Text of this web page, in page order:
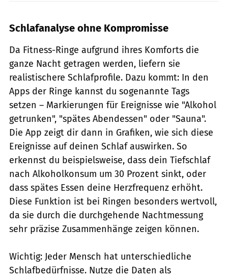
Schlafanalyse ohne Kompromisse
Da Fitness-Ringe aufgrund ihres Komforts die
ganze Nacht getragen werden, liefern sie
realistischere Schlafprofile. Dazu kommt: In den
Apps der Ringe kannst du sogenannte Tags
setzen – Markierungen für Ereignisse wie "Alkohol
getrunken", "spätes Abendessen" oder "Sauna".
Die App zeigt dir dann in Grafiken, wie sich diese
Ereignisse auf deinen Schlaf auswirken. So
erkennst du beispielsweise, dass dein Tiefschlaf
nach Alkoholkonsum um 30 Prozent sinkt, oder
dass spätes Essen deine Herzfrequenz erhöht.
Diese Funktion ist bei Ringen besonders wertvoll,
da sie durch die durchgehende Nachtmessung
sehr präzise Zusammenhänge zeigen können.
Wichtig: Jeder Mensch hat unterschiedliche
Schlafbedürfnisse. Nutze die Daten als